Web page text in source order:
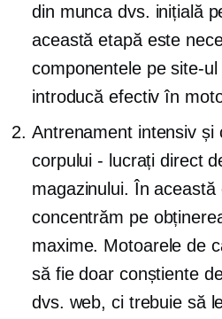
din munca dvs. inițială
această etapă este
componentele pe site-
introducă efectiv în
Antrenament intensiv și
corpului - lucrați direct
magazinului. În această
concentrăm pe
maxime. Motoarele de
să fie doar conștiente
dvs. web, ci trebuie să